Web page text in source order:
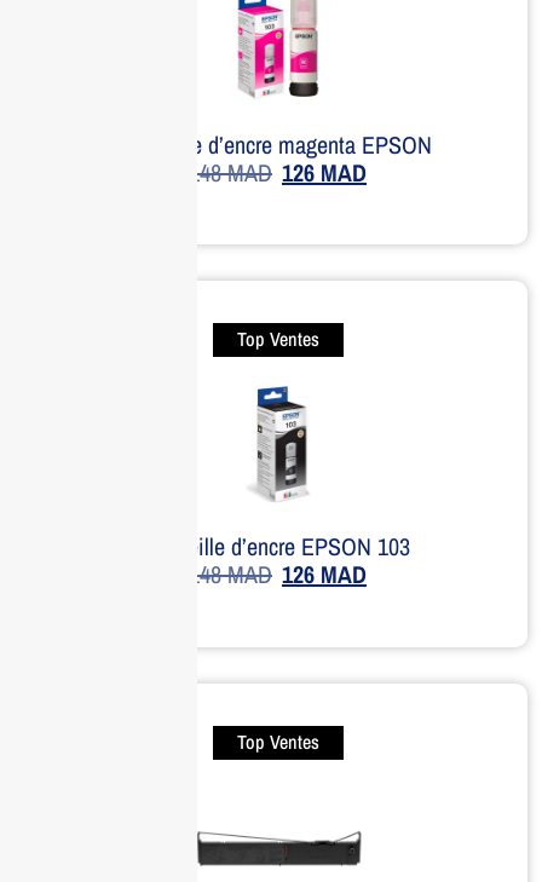
Bouteille d’encre magenta EPSON
148MAD 126 MAD
Top Ventes
Bouteille d’encre EPSON 103
148MAD 126 MAD
Top Ventes